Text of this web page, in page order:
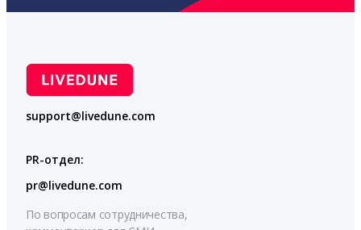
support@livedune.com
PR-отдел:
pr@livedune.com
По вопросам сотрудничества,